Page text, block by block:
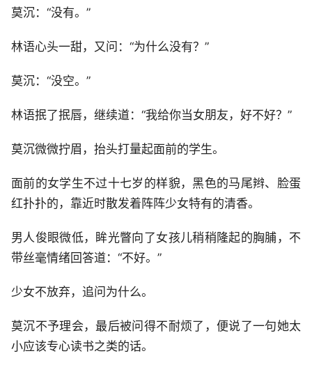
莫沉：“没有。”
林语心头一甜，又问：“为什么没有？”
莫沉：“没空。”
林语抿了抿唇，继续道：“我给你当女朋友，好不好？”
莫沉微微拧眉，抬头打量起面前的学生。
面前的女学生不过十七岁的样貌，黑色的马尾辫、脸蛋
红扑扑的，靠近时散发着阵阵少女特有的清香。
男人俊眼微低，眸光瞥向了女孩儿稍稍隆起的胸脯，不
带丝毫情绪回答道：“不好。”
少女不放弃，追问为什么。
莫沉不予理会，最后被问得不耐烦了，便说了一句她太
小应该专心读书之类的话。